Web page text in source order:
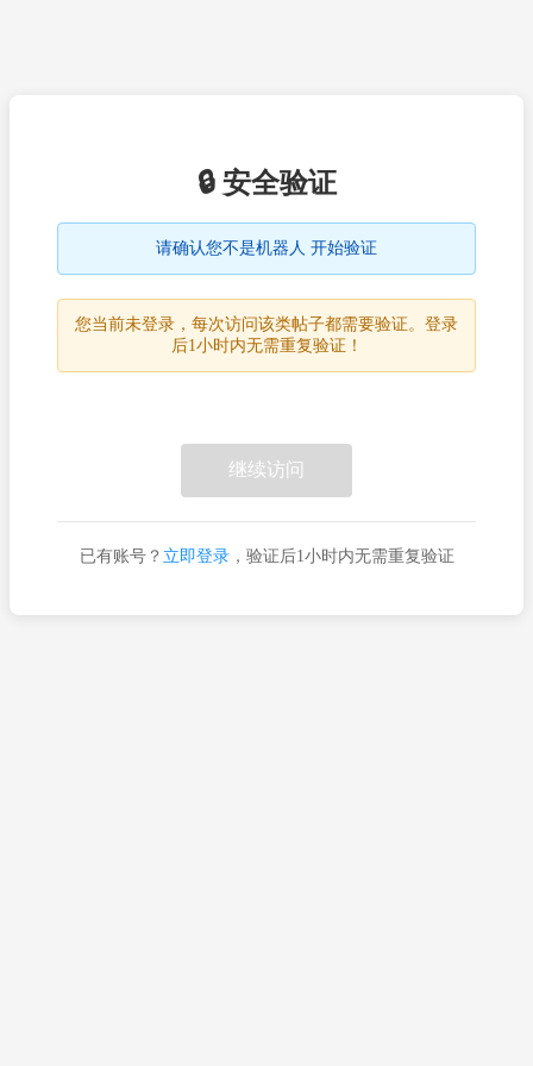
🔒 安全验证
请确认您不是机器人 开始验证
您当前未登录，每次访问该类帖子都需要验证。登录
后1小时内无需重复验证！
继续访问
已有账号？ 立即登录，验证后1小时内无需重复验证